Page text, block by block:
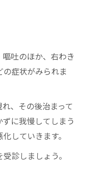
吐のほか、右わき
症状がみられま
、その後治まって
に我慢してしまう
していきます。
診しましょう。